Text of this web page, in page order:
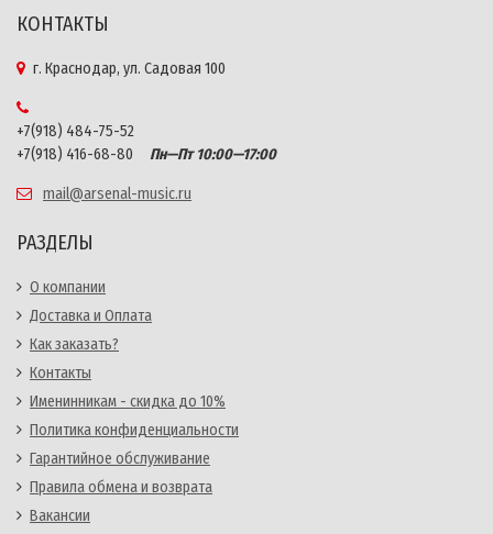
КОНТАКТЫ
г. Краснодар, ул. Садовая 100
+7(918) 484-75-52
+7(918) 416-68-80
Пн—Пт 10:00—17:00
mail@arsenal-music.ru
РАЗДЕЛЫ
О компании
Доставка и Оплата
Как заказать?
Контакты
Именинникам - скидка до 10%
Политика конфиденциальности
Гарантийное обслуживание
Правила обмена и возврата
Вакансии